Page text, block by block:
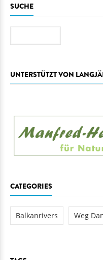
SUCHE
UNTERSTÜTZT VON
CATEGORIES
Balkanrivers Weg